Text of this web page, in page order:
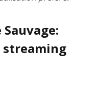
streaming